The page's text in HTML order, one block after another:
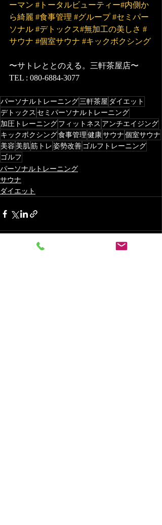
ーマン #トータルビューティー#内側か
ら綺麗 #食事管理 #グループ #セミパー
ソナル #デトックス#無加工の美しさ #
サウナ #個室サウナ #キックボクシング
〜サトレととのえる。三軒茶屋店〜
TEL : 080-6884-3077
パーソナルトレーニング三軒茶屋 ダイエット
デトックス セミパーソナルトレーニング
加圧トレーニングフィットネス アンチエイジング
キックボクシング食事管理健康サウナ個室サウナ
美容 美肌筋トレ姿勢改善 ゴルフトレーニング
ゴルフ
パーソナルトレーニング
サウナ
ダイエット